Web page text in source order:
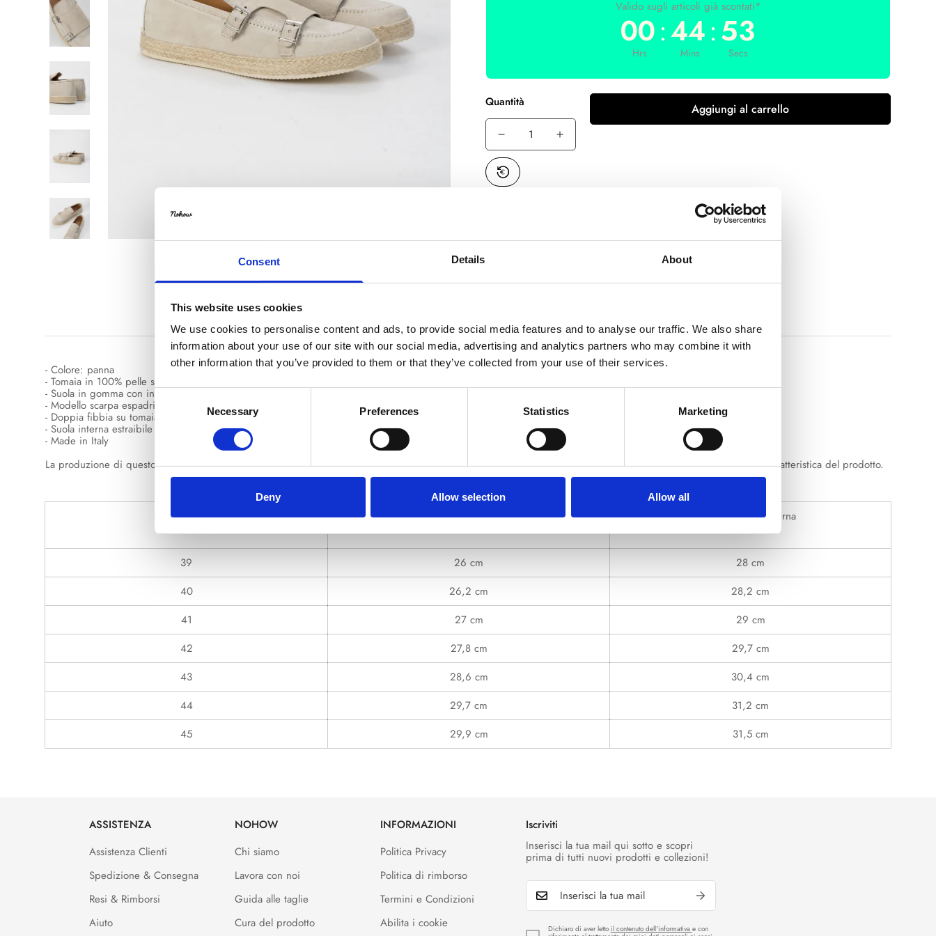
Consent Details About
This website uses cookies
We use cookies to personalise content and ads, to provide social media features and to analyse our traffic. We also share
information about your use of our site with our social media, advertising and analytics partners who may combine it with
other information that you’ve provided to them or that they’ve collected from your use of their services.
Selection
Necessary Preferences Statistics Marketing
Deny Allow selection Allow all
Valido sugli articoli già scontati*
00:44:53
Hrs Mins Secs
Quantità Aggiungi al carrello
Descrizione del prodotto
- Colore: panna
- Tomaia in 100% pelle scamosciata
- Suola in gomma con inserto in corda
- Modello scarpa espadrillas
- Doppia fibbia su tomaia
- Suola interna estraibile
- Made in Italy
La produzione di questo prodotto è stata realizzata con procedure artigianali e non industriali. Piccole imperfezioni della pelle sono volutamente presenti come caratteristica del prodotto.
Numero Misure suola interna Misure suola esterna
39 26 cm
28 cm
40
26,2 cm
28,2 cm
41
27 cm
29 cm
42
27,8 cm
29,7 cm
43
28,6 cm
30,4 cm
44
29,7 cm
31,2 cm
45
29,9 cm 31,5 cm
ASSISTENZA
Assistenza Clienti
Spedizione & Consegna
Resi & Rimborsi
Aiuto
NOHOW
Chi siamo
Lavora con noi
Guida alle taglie
Cura del prodotto
INFORMAZIONI
Politica Privacy
Politica di rimborso
Termini e Condizioni
Abilita i cookie
Iscriviti
Inserisci la tua mail qui sotto e scopri
prima di tutti nuovi prodotti e collezioni!
Dichiaro di aver letto il contenuto dell'informativa e con
Confirm your age
Are you 18 years old or older?
No, I'm not Yes, I am